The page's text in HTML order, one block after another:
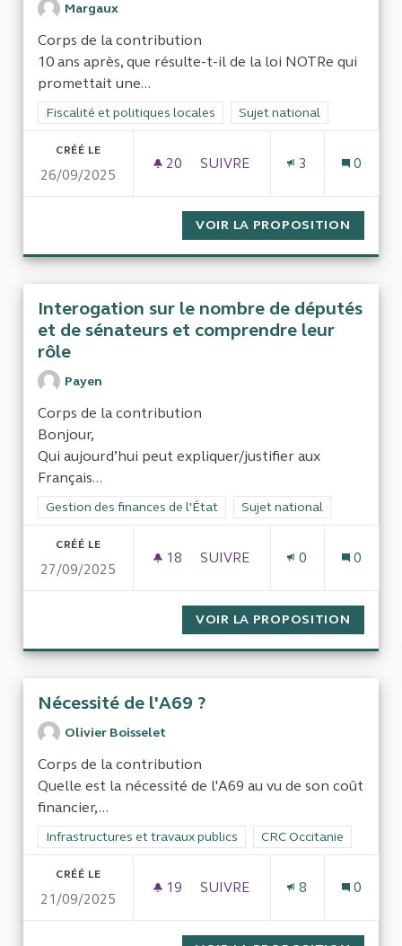
Margaux
Corps de la contribution
10 ans après, que résulte-t-il de la loi NOTRe qui
promettait une...
Filtrer les résultats de la catégorie : Fiscalité et politiques
Fiscalité et politiques locales Filtrer les résultats pour le
Sujet national
CRÉÉ LE
26/09/2025
20 20 ABONNÉS
SUIVRE
3 0
VOIR LA PROPOSITION
Interogation sur le nombre de députés
et de sénateurs et comprendre leur
rôle
Payen
Corps de la contribution
Bonjour,
Qui aujourd’hui peut expliquer/justifier aux
Français...
Filtrer les résultats de la catégorie : Gestion des finances de
Gestion des finances de l'État Filtrer les résultats pour le
Sujet national
CRÉÉ LE
27/09/2025
18 18 ABONNÉS
SUIVRE
0 0
VOIR LA PROPOSITION
Nécessité de l'A69 ?
Olivier Boisselet
Corps de la contribution
Quelle est la nécessité de l'A69 au vu de son coût
financier,...
Filtrer les résultats de la catégorie : Infrastructures et
Infrastructures et travaux publics Filtrer les résultats pour
CRC Occitanie
CRÉÉ LE
21/09/2025
19 19 ABONNÉS
SUIVRE
8 0